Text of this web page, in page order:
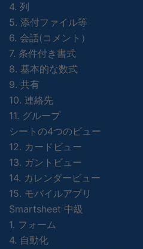
4. 列
5. 添付ファイル等
6. 会話(コメント）
7. 条件付き書式
8. 基本的な数式
9. 共有
10. 連絡先
11. グループ
シートの4つのビュー
12. カードビュー
13. ガントビュー
14. カレンダービュー
15. モバイルアプリ
Smartsheet 中級
1. フォーム
4. 自動化